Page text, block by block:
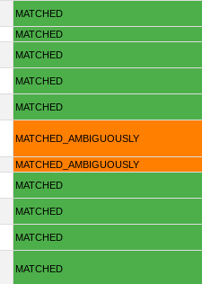
MATCHED
MATCHED
MATCHED
MATCHED
MATCHED
MATCHED_AMBIGUOUSLY
MATCHED_AMBIGUOUSLY
MATCHED
MATCHED
MATCHED
MATCHED